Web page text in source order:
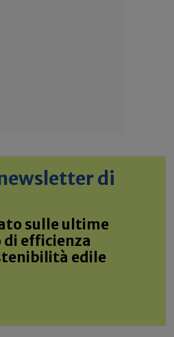
di
sulle ultime
efficienza
edile